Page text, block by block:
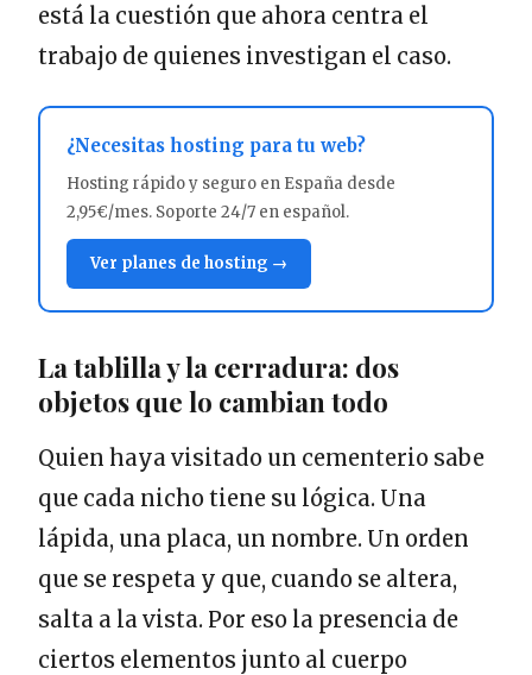
está la cuestión que ahora centra el
trabajo de quienes investigan el caso.
¿Necesitas hosting para tu web?
Hosting rápido y seguro en España desde
2,95€/mes. Soporte 24/7 en español.
Ver planes de hosting →
La tablilla y la cerradura: dos
objetos que lo cambian todo
Quien haya visitado un cementerio sabe
que cada nicho tiene su lógica. Una
lápida, una placa, un nombre. Un orden
que se respeta y que, cuando se altera,
salta a la vista. Por eso la presencia de
ciertos elementos junto al cuerpo